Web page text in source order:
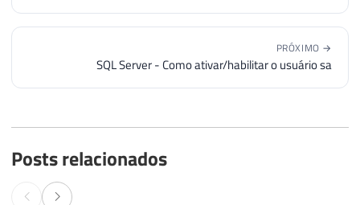
PRÓXIMO →
SQL Server - Como ativar/habilitar o usuário sa
Posts relacionados